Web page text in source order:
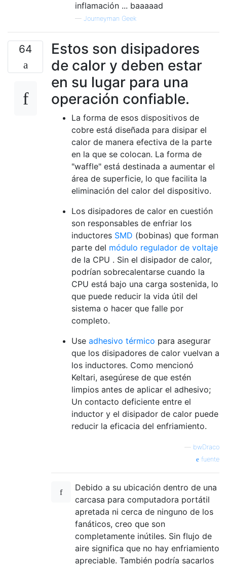
inflamación ... baaaaad
— Journeyman Geek
64
Estos son disipadores
de calor y deben estar
en su lugar para una
operación confiable.
La forma de esos dispositivos de
cobre está diseñada para disipar el
calor de manera efectiva de la parte
en la que se colocan. La forma de
"waffle" está destinada a aumentar el
área de superficie, lo que facilita la
eliminación del calor del dispositivo.
Los disipadores de calor en cuestión
son responsables de enfriar los
inductores SMD (bobinas) que forman
parte del módulo regulador de voltaje
de la CPU . Sin el disipador de calor,
podrían sobrecalentarse cuando la
CPU está bajo una carga sostenida, lo
que puede reducir la vida útil del
sistema o hacer que falle por
completo.
Use adhesivo térmico para asegurar
que los disipadores de calor vuelvan a
los inductores. Como mencionó
Keltari, asegúrese de que estén
limpios antes de aplicar el adhesivo;
Un contacto deficiente entre el
inductor y el disipador de calor puede
reducir la eficacia del enfriamiento.
bwDraco
fuente
Debido a su ubicación dentro de una
carcasa para computadora portátil
apretada ni cerca de ninguno de los
fanáticos, creo que son
completamente inútiles. Sin flujo de
aire significa que no hay enfriamiento
apreciable. También podría sacarlos